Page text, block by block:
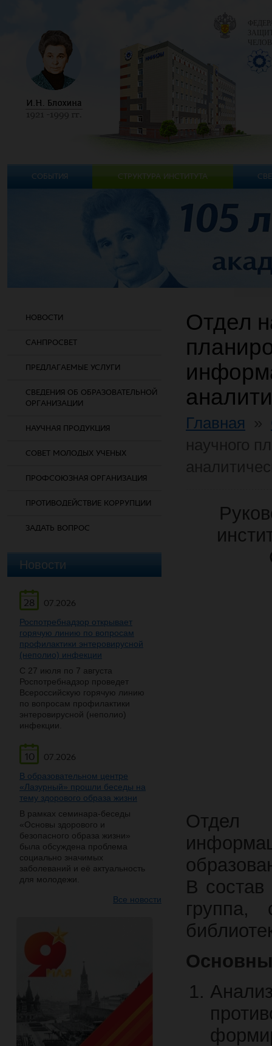
НОВОСТИ
САНПРОСВЕТ
ПРЕДЛАГАЕМЫЕ УСЛУГИ
СВЕДЕНИЯ ОБ ОБРАЗОВАТЕЛЬНОЙ
ОРГАНИЗАЦИИ
НАУЧНАЯ ПРОДУКЦИЯ
СОВЕТ МОЛОДЫХ УЧЕНЫХ
ПРОФСОЮЗНАЯ ОРГАНИЗАЦИЯ
ПРОТИВОДЕЙСТВИЕ КОРРУПЦИИ
ЗАДАТЬ ВОПРОС
Новости
28
07.2026
Роспотребнадзор открывает
горячую линию по вопросам
профилактики энтеровирусной
(неполио) инфекции
С 27 июля по 7 августа
Роспотребнадзор проведет
Всероссийскую горячую линию
по вопросам профилактики
энтеровирусной (неполио)
инфекции.
10
07.2026
В образовательном центре
«Лазурный» прошли беседы на
тему здорового образа жизни
В рамках семинара-беседы
«Основы здорового и
безопасного образа жизни»
была обсуждена проблема
социально значимых
заболеваний и её актуальность
для молодежи.
Все новости
Отдел
Главная
Отдел
В состав
группа,
СОБЫТИЯ СТРУКТУРА ИНСТИТУТА